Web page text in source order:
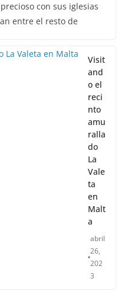
con sus iglesias
entre el resto de
Visit
and
o el
reci
nto
amu
ralla
do
La
Vale
ta
en
Malt
a
abril
26,
202
3